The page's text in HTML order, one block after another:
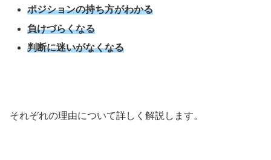
ポジションの持ち方がわかる
負けづらくなる
判断に迷いがなくなる
それぞれの理由について詳しく解説します。